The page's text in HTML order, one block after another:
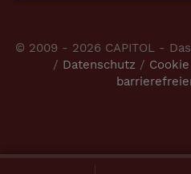
© 2009 - 2026 CAPITOL -
/ Datenschutz /